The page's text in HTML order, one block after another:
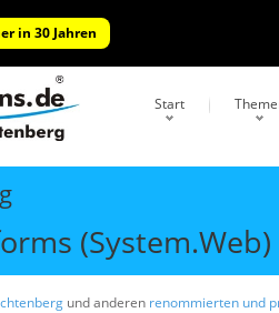
in 30 Jahren
Start
und anderen renommierten und